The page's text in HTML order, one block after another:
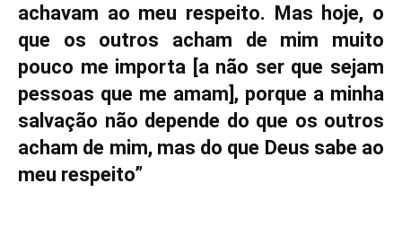
achavam ao meu respeito. Mas hoje, o
que os outros acham de mim muito
pouco me importa [a não ser que sejam
pessoas que me amam], porque a minha
salvação não depende do que os outros
acham de mim, mas do que Deus sabe ao
meu respeito”